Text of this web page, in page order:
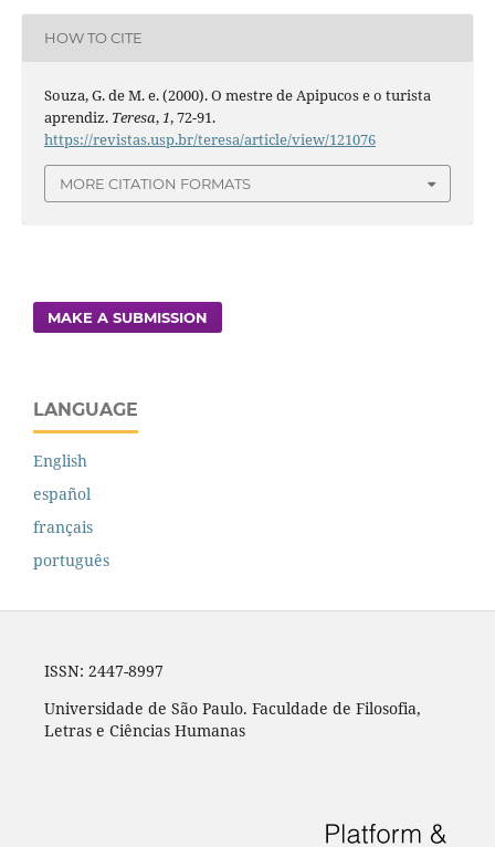
HOW TO CITE
Souza, G. de M. e. (2000). O mestre de Apipucos e o turista
aprendiz. Teresa,1, 72-91.
https://revistas.usp.br/teresa/article/view/121076
MORE CITATION FORMATS
MAKE A SUBMISSION
LANGUAGE
English
español
français
português
ISSN: 2447-8997
Universidade de São Paulo. Faculdade de Filosofia,
Letras e Ciências Humanas